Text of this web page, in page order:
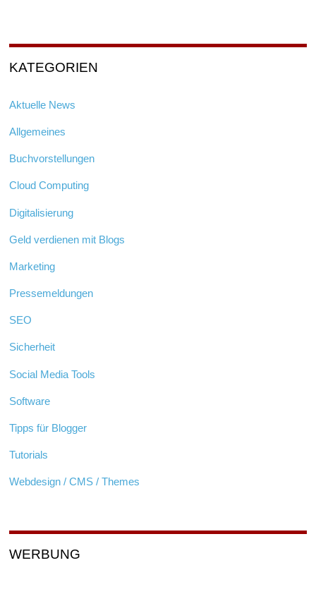
KATEGORIEN
Aktuelle News
Allgemeines
Buchvorstellungen
Cloud Computing
Digitalisierung
Geld verdienen mit Blogs
Marketing
Pressemeldungen
SEO
Sicherheit
Social Media Tools
Software
Tipps für Blogger
Tutorials
Webdesign / CMS / Themes
WERBUNG